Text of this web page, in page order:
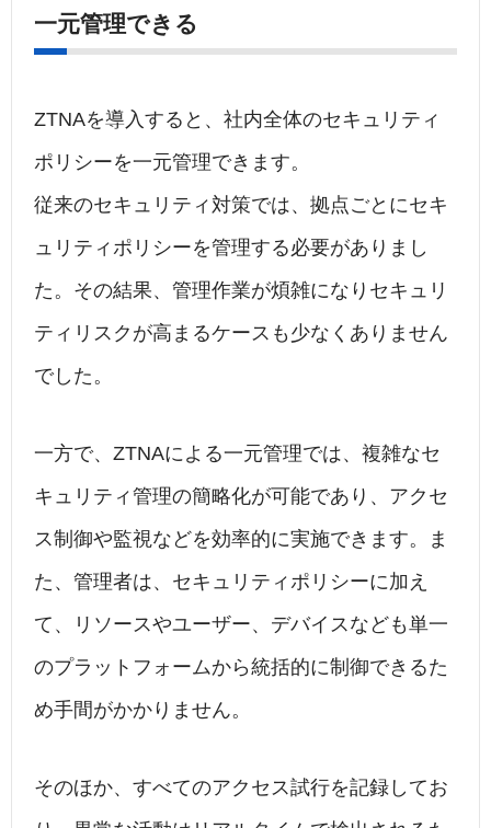
一元管理できる
ZTNAを導入すると、社内全体のセキュリティ
ポリシーを一元管理できます。
従来のセキュリティ対策では、拠点ごとにセキ
ュリティポリシーを管理する必要がありまし
た。その結果、管理作業が煩雑になりセキュリ
ティリスクが高まるケースも少なくありません
でした。
一方で、ZTNAによる一元管理では、複雑なセ
キュリティ管理の簡略化が可能であり、アクセ
ス制御や監視などを効率的に実施できます。ま
た、管理者は、セキュリティポリシーに加え
て、リソースやユーザー、デバイスなども単一
のプラットフォームから統括的に制御できるた
め手間がかかりません。
そのほか、すべてのアクセス試行を記録してお